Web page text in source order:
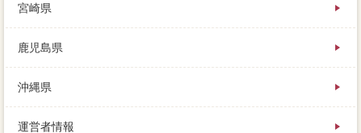
宮崎県
鹿児島県
沖縄県
運営者情報